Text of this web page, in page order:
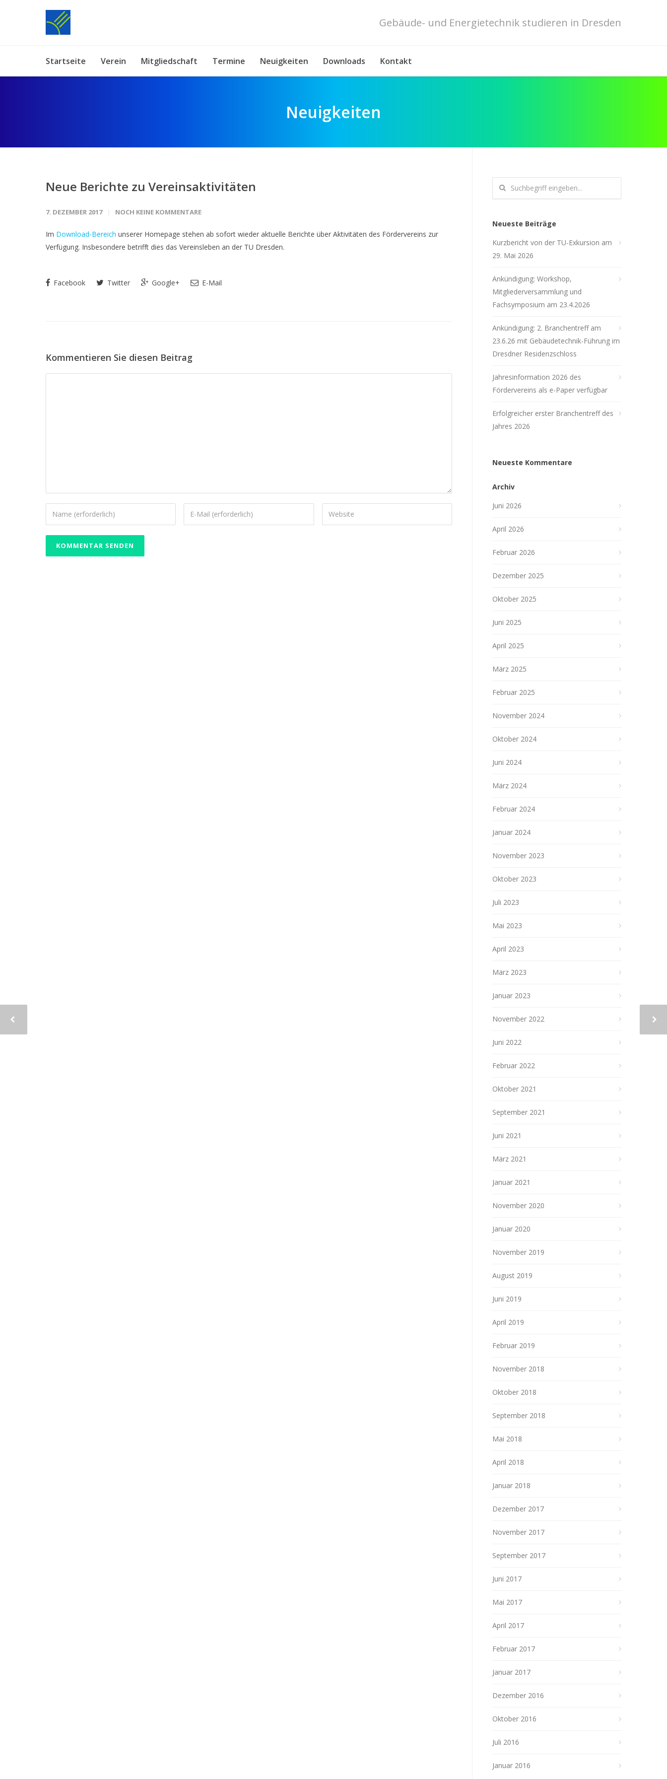
Gebäude- und Energietechnik studieren in Dresden
Startseite Verein Mitgliedschaft Termine Neuigkeiten Downloads Kontakt
Neuigkeiten
Neue Berichte zu Vereinsaktivitäten
7. DEZEMBER 2017 NOCH KEINE KOMMENTARE
Im Download-Bereich unserer Homepage stehen ab sofort wieder aktuelle Berichte über Aktivitäten des Fördervereins zur
Verfügung. Insbesondere betrifft dies das Vereinsleben an der TU Dresden.
Facebook Twitter Google+ E-Mail
Kommentieren Sie diesen Beitrag
Neueste Beiträge
Kurzbericht von der TU-Exkursion am
29. Mai 2026
Ankündigung: Workshop,
Mitgliederversammlung und
Fachsymposium am 23.4.2026
Ankündigung: 2. Branchentreff am
23.6.26 mit Gebäudetechnik-Führung im
Dresdner Residenzschloss
Jahresinformation 2026 des
Fördervereins als e-Paper verfügbar
Erfolgreicher erster Branchentreff des
Jahres 2026
Neueste Kommentare
Archiv
Juni 2026
April 2026
Februar 2026
Dezember 2025
Oktober 2025
Juni 2025
April 2025
März 2025
Februar 2025
November 2024
Oktober 2024
Juni 2024
März 2024
Februar 2024
Januar 2024
November 2023
Oktober 2023
Juli 2023
Mai 2023
April 2023
März 2023
Januar 2023
November 2022
Juni 2022
Februar 2022
Oktober 2021
September 2021
Juni 2021
März 2021
Januar 2021
November 2020
Januar 2020
November 2019
August 2019
Juni 2019
April 2019
Februar 2019
November 2018
Oktober 2018
September 2018
Mai 2018
April 2018
Januar 2018
Dezember 2017
November 2017
September 2017
Juni 2017
Mai 2017
April 2017
Februar 2017
Januar 2017
Dezember 2016
Oktober 2016
Juli 2016
Januar 2016